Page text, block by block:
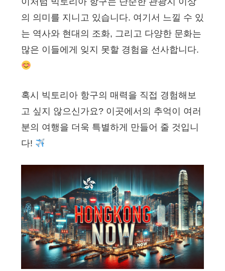
의 의미를 지니고 있습니다. 여기서 느낄 수 있
는 역사와 현대의 조화, 그리고 다양한 문화는
많은 이들에게 잊지 못할 경험을 선사합니다.
혹시 빅토리아 항구의 매력을 직접 경험해보
고 싶지 않으신가요? 이곳에서의 추억이 여러
분의 여행을 더욱 특별하게 만들어 줄 것입니
다!